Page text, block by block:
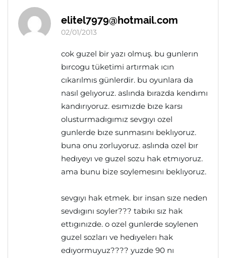
elitel7979@hotmail.com
02/01/2013
cok guzel bir yazı olmuş. bu gunlerın
bırcogu tüketimi artırmak ıcın
cıkarılmıs günlerdir. bu oyunlara da
nasıl gelıyoruz. aslında bırazda kendımı
kandırıyoruz. esımızde bıze karsı
olusturmadıgımız sevgıyı ozel
gunlerde bıze sunmasını beklıyoruz.
buna onu zorluyoruz. aslında ozel bır
hedıyeyı ve guzel sozu hak etmıyoruz.
ama bunu bize soylemesını beklıyoruz.
sevgıyı hak etmek. bır insan sıze neden
sevdıgını soyler??? tabıkı sız hak
ettıgınızde. o ozel gunlerde soylenen
guzel sozları ve hedıyelerı hak
edıyormuyuz???? yuzde 90 nı